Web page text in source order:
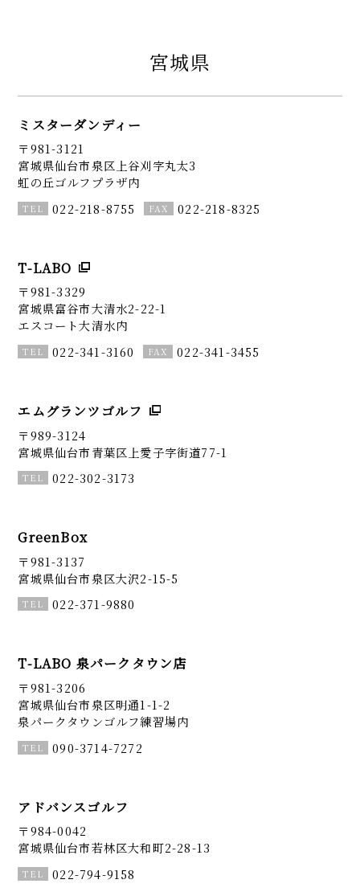
宮城県
ミスターダンディー
〒981-3121
宮城県仙台市泉区上谷刈字丸太3
虹の丘ゴルフプラザ内
022-218-8755
022-218-8325
T-LABO
〒981-3329
宮城県富谷市大清水2-22-1
エスコート大清水内
022-341-3160
022-341-3455
エムグランツゴルフ
〒989-3124
宮城県仙台市青葉区上愛子字街道77-1
022-302-3173
GreenBox
〒981-3137
宮城県仙台市泉区大沢2-15-5
022-371-9880
T-LABO 泉パークタウン店
〒981-3206
宮城県仙台市泉区明通1-1-2
泉パークタウンゴルフ練習場内
090-3714-7272
アドバンスゴルフ
〒984-0042
宮城県仙台市若林区大和町2-28-13
022-794-9158